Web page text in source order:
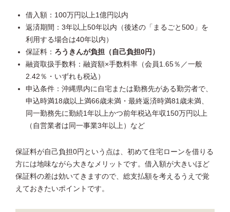
借入額：100万円以上1億円以内
返済期間：3年以上50年以内（後述の「まるごと500」を
利用する場合は40年以内）
保証料： ろうきんが負担（自己負担0円）
融資取扱手数料：融資額×手数料率（会員1.65％／一般
2.42％・いずれも税込）
申込条件：沖縄県内に自宅または勤務先がある勤労者で、
申込時満18歳以上満66歳未満・最終返済時満81歳未満、
同一勤務先に勤続1年以上かつ前年税込年収150万円以上
（自営業者は同一事業3年以上）など
保証料が自己負担0円という点は、初めて住宅ローンを借りる
方には地味ながら大きなメリットです。借入額が大きいほど
保証料の差は効いてきますので、総支払額を考えるうえで覚
えておきたいポイントです。